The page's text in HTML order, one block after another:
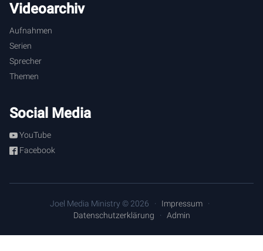
Videoarchiv
Aufnahmen
Serien
Sprecher
Themen
Social Media
YouTube
Facebook
Joel Media Ministry © 2026
Impressum
Datenschutzerklärung
Admin